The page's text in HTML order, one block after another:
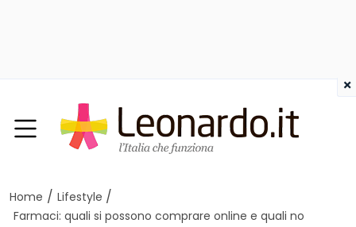
Home / Lifestyle /
Farmaci: quali si possono comprare online e quali no
×